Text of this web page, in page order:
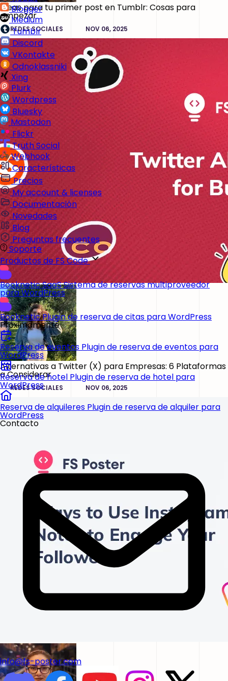
Blogger
Medium
Tumblr
Discord
VKontakte
Odnoklassniki
Xing
Plurk
Wordpress
Bluesky
Mastodon
Flickr
Truth Social
Webhook
Características
Precios
My account & licenses
Documentación
Novedades
Blog
Preguntas frecuentes
Soporte
Productos de FS Code
Booknetic SaaSSistema de reservas multiproveedor
para WordPress
BookneticPlugin de reserva de citas para WordPress
Próximamente
Reserva de eventos Plugin de reserva de eventos para
WordPress
Reserva de hotel Plugin de reserva de hotel para
WordPress
Reserva de alquileres Plugin de reserva de alquiler para
WordPress
Contacto
info@fs-poster.com
Ideas para tu primer post en Tumblr: Cosas para
empezar
REDES SOCIALES NOV 06, 2025
Alternativas a Twitter (X) para Empresas: 6 Plataformas
a Considerar
REDES SOCIALES NOV 06, 2025